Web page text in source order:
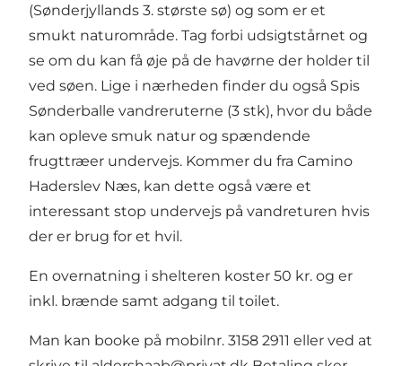
(Sønderjyllands 3. største sø) og som er et
smukt naturområde. Tag forbi udsigtstårnet og
se om du kan få øje på de havørne der holder til
ved søen. Lige i nærheden finder du også Spis
Sønderballe vandreruterne (3 stk), hvor du både
kan opleve smuk natur og spændende
frugttræer undervejs. Kommer du fra Camino
Haderslev Næs, kan dette også være et
interessant stop undervejs på vandreturen hvis
der er brug for et hvil.
En overnatning i shelteren koster 50 kr. og er
inkl. brænde samt adgang til toilet.
Man kan booke på mobilnr. 3158 2911 eller ved at